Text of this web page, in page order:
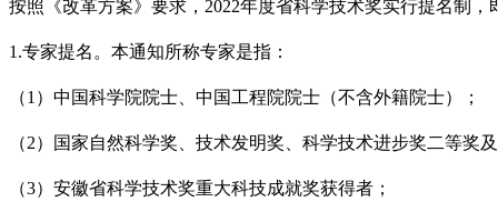
按照《改革方案》要求， 2022年度省科学技术奖实行提名制，
1.专家提名。本通知所称专家是指：
（1 ）中国科学院院士、中国工程院院士（不含外籍院士）；
（2）国家自然科学奖、技术发明奖、科学技术进步奖二等奖
（3）安徽省科学技术奖重大科技成就奖获得者；